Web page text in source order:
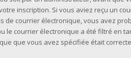
inscription. Si vous aviez reçu un
de courrier électronique, vous avez
le courrier électronique a été filtré en
que vous avez spécifiée était